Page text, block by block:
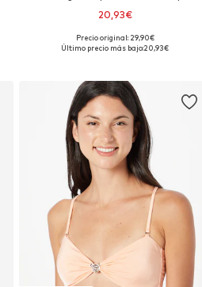
20,93€
Tallas disponibles: 85, 90, 95
Precio original: 29,90€
Último precio más bajo:20,93€